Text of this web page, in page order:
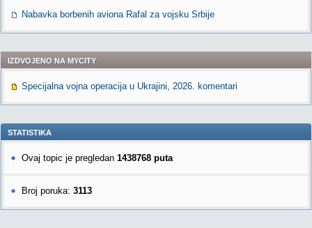
Nabavka borbenih aviona Rafal za vojsku Srbije
IZDVOJENO NA MYCITY
Specijalna vojna operacija u Ukrajini, 2026. komentari
STATISTIKA
Ovaj topic je pregledan 1438768 puta
Broj poruka: 3113